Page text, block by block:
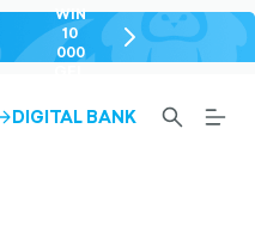
WIN
10
000
chevron-
right-
ARROW-
DIGITAL BANK
SEARCH-
OUTLINED